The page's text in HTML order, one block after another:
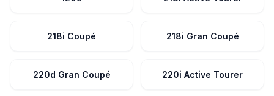
218i Coupé 218i Gran Coupé
220d Gran Coupé 220i Active Tourer